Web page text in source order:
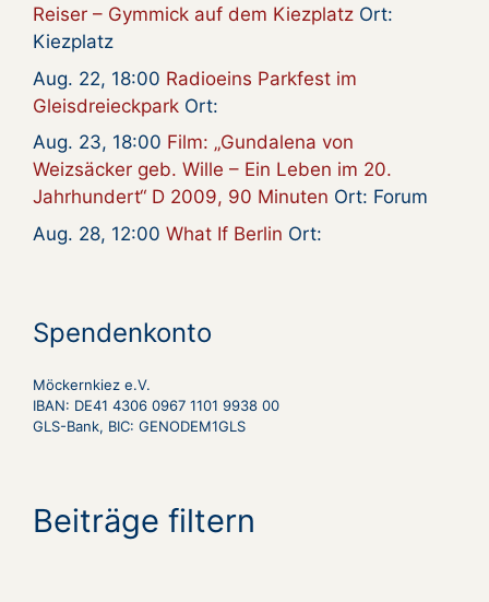
Reiser – Gymmick auf dem Kiezplatz Ort:
Kiezplatz
Aug. 22, 18:00 Radioeins Parkfest im
Gleisdreieckpark Ort:
Aug. 23, 18:00 Film: „Gundalena von
Weizsäcker geb. Wille – Ein Leben im 20.
Jahrhundert“ D 2009, 90 Minuten Ort: Forum
Aug. 28, 12:00 What If Berlin Ort:
Spendenkonto
Möckernkiez e.V.
IBAN: DE41 4306 0967 1101 9938 00
GLS-Bank, BIC: GENODEM1GLS
Beiträge filtern